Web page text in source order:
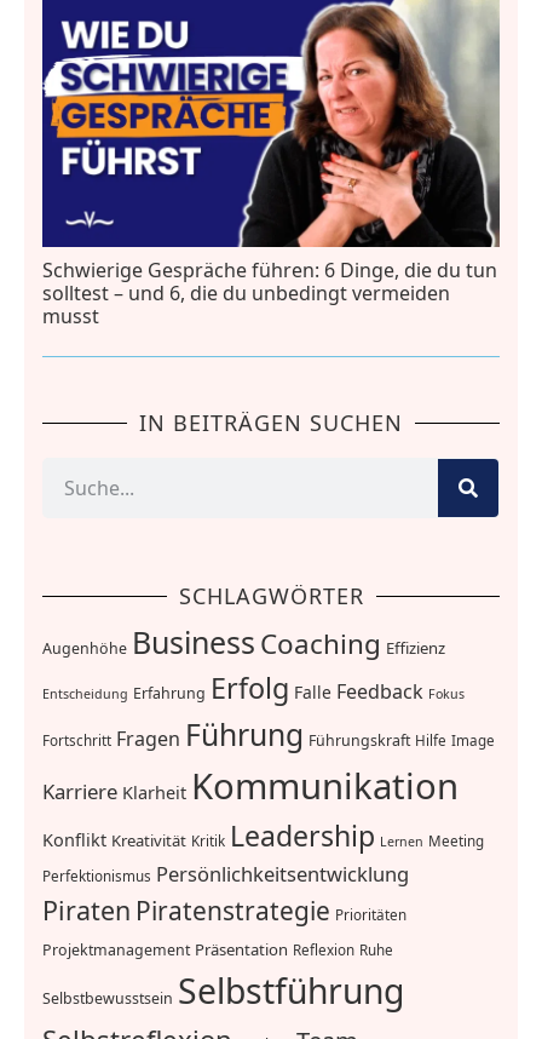
Schwierige Gespräche führen: 6 Dinge, die du tun
solltest – und 6, die du unbedingt vermeiden
musst
IN BEITRÄGEN SUCHEN
SCHLAGWÖRTER
Augenhöhe BusinessCoaching Effizienz
Entscheidung Erfahrung Erfolg Falle Feedback Fokus
Fortschritt Fragen Führung Führungskraft Hilfe Image
Karriere Klarheit Kommunikation
Konflikt Kreativität Kritik Leadership Lernen Meeting
Perfektionismus Persönlichkeitsentwicklung
Piraten Piratenstrategie Prioritäten
Projektmanagement Präsentation Reflexion Ruhe
Selbstbewusstsein Selbstführung